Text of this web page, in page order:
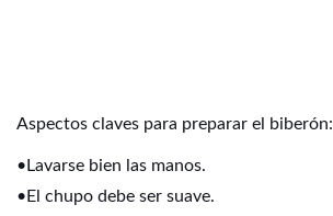
Aspectos claves para preparar el biberón:
•Lavarse bien las manos.
•El chupo debe ser suave.